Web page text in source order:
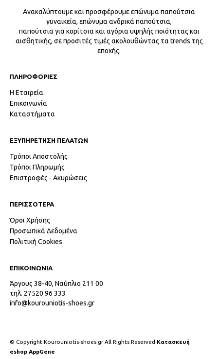
Ανακαλύπτουμε και προσφέρουμε επώνυμα παπούτσια
γυναικεία, επώνυμα ανδρικά παπούτσια,
παπούτσια για κορίτσια και αγόρια υψηλής ποιότητας και
αισθητικής, σε προσιτές τιμές ακολουθώντας τα trends της
εποχής.
ΠΛΗΡΟΦΟΡΙΕΣ
Η Εταιρεία
Επικοινωνία
Καταστήματα
ΕΞΥΠΗΡΕΤΗΣΗ ΠΕΛΑΤΩΝ
Τρόποι Αποστολής
Τρόποι Πληρωμής
Επιστροφές - Ακυρώσεις
ΠΕΡΙΣΣΟΤΕΡΑ
Όροι Χρήσης
Προσωπικά Δεδομένα
Πολιτική Cookies
ΕΠΙΚΟΙΝΩΝΙΑ
Άργους 38-40, Ναύπλιο 211 00
τηλ. 27520 96 333
info@kourouniotis-shoes.gr
© Copyright Kourouniotis-shoes.gr All Rights Reserved Κατασκευή
eshop AppGene